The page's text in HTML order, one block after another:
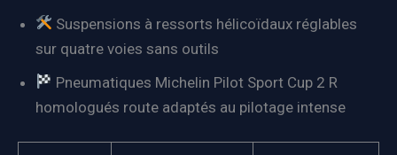
Suspensions à ressorts hélicoïdaux réglables
sur quatre voies sans outils
Pneumatiques Michelin Pilot Sport Cup 2 R
homologués route adaptés au pilotage intense